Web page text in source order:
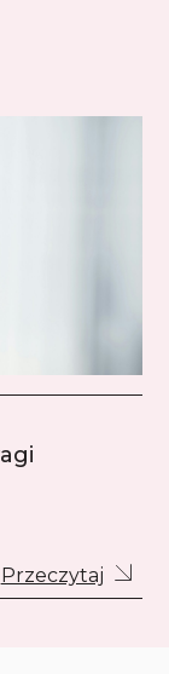
Przeczytaj